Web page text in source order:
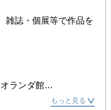
雑誌・個展等で作品を
ランダ館
／谷中 nido もっと見る